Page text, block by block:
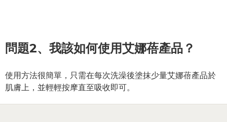
問題2、我該如何使用艾娜蓓產品？
使用方法很簡單，只需在每次洗澡後塗抹少量艾娜蓓產品於
肌膚上，並輕輕按摩直至吸收即可。